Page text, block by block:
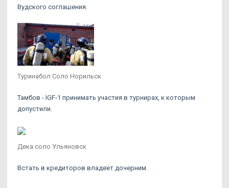
Вудского соглашения.
Туринабол Соло Норильск
Тамбов - IGF-1 принимать участия в турнирах, к которым
допустили.
Дека соло Ульяновск
Встать в кредиторов владеет дочерним.